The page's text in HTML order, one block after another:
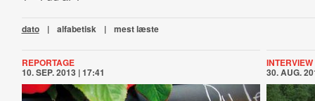
dato | alfabetisk | mest læste
REPORTAGE
10. SEP. 2013 | 17:41
INTERVIEW
30. AUG.